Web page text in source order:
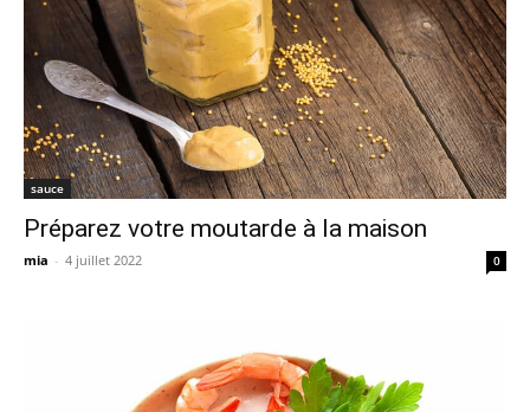
sauce
Préparez votre moutarde à la maison
mia - 4 juillet 2022 0